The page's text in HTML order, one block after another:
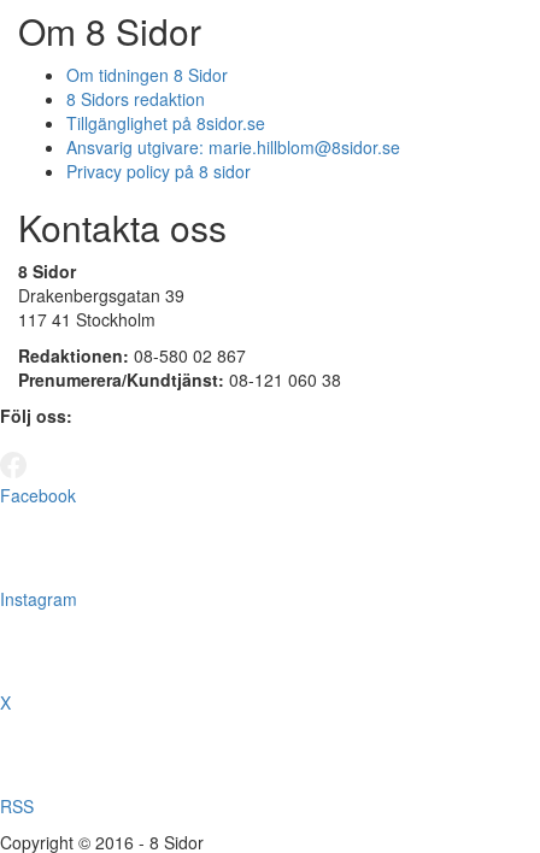
Om 8 Sidor
Om tidningen 8 Sidor
8 Sidors redaktion
Tillgänglighet på 8sidor.se
Ansvarig utgivare: marie.hillblom@8sidor.se
Privacy policy på 8 sidor
Kontakta oss
8 Sidor
Drakenbergsgatan 39
117 41 Stockholm
Redaktionen: 08-580 02 867
Prenumerera/Kundtjänst: 08-121 060 38
Följ oss:
Facebook
Instagram
X
RSS
Copyright © 2016 - 8 Sidor